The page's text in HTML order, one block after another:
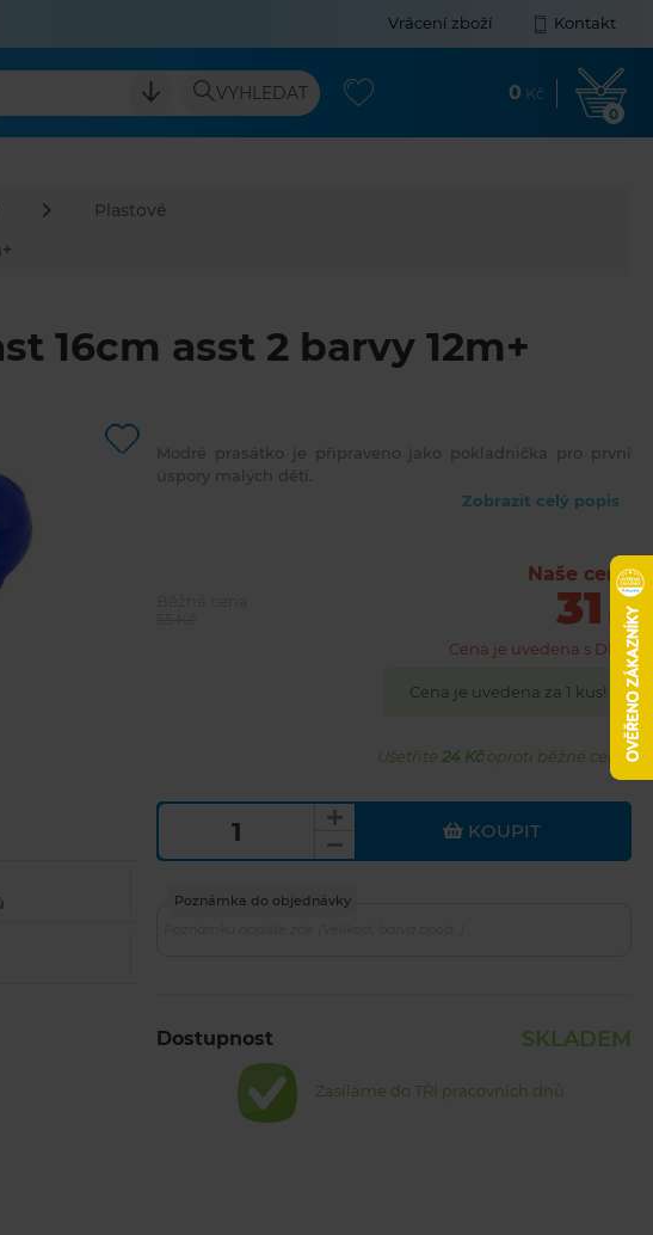
Vrácení zboží Kontakt
VYHLEDAT 0 Kč
0
Plastové
16cm asst 2 barvy 12m+
Modré prasátko je připraveno jako pokladnička pro první
úspory malých dětí.
Zobrazit celý popis
Naše cena
31 Kč
Cena je uvedena s DPH
Cena je uvedena za 1 kus!
Ušetříte 24 Kčoproti běžné ceně.
KOUPIT
Poznámka do objednávky
Dostupnost SKLADEM
Zasíláme do TŘÍ pracovních dnů.